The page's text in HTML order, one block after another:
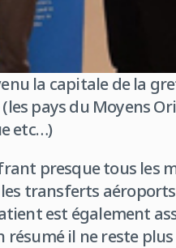
la capitale de la
pays du Moyens
etc…)
presque tous les
transferts
est également
il ne reste plus